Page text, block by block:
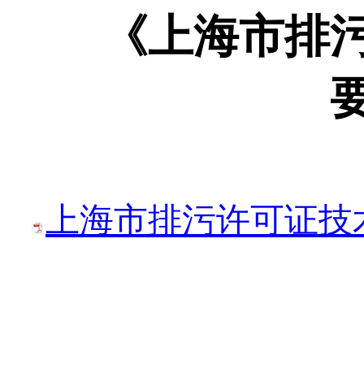
《上海市排
上海市排污许可证